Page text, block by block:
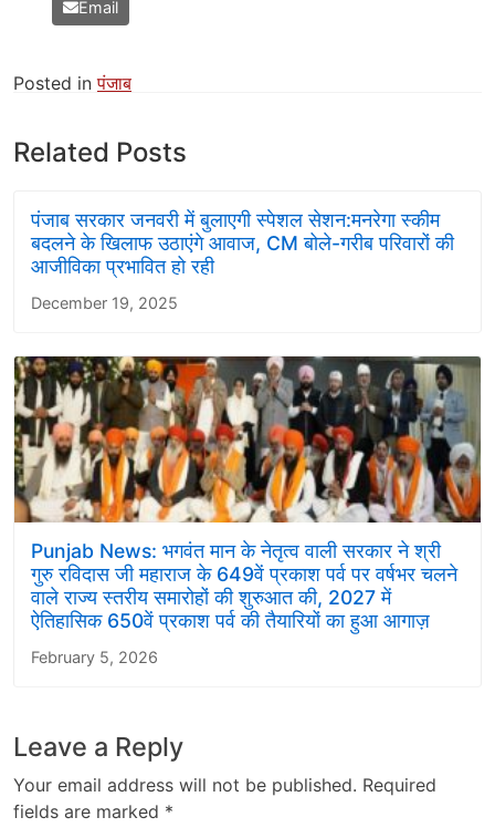
Email
Posted inपंजाब
Related Posts
पंजाब सरकार जनवरी में बुलाएगी स्पेशल सेशन:मनरेगा स्कीम
बदलने के खिलाफ उठाएंगे आवाज, CM बोले-गरीब परिवारों की
आजीविका प्रभावित हो रही
December 19, 2025
Punjab News: भगवंत मान के नेतृत्व वाली सरकार ने श्री
गुरु रविदास जी महाराज के 649वें प्रकाश पर्व पर वर्षभर चलने
वाले राज्य स्तरीय समारोहों की शुरुआत की, 2027 में
ऐतिहासिक 650वें प्रकाश पर्व की तैयारियों का हुआ आगाज़
February 5, 2026
Leave a Reply
Your email address will not be published. Required
fields are marked *